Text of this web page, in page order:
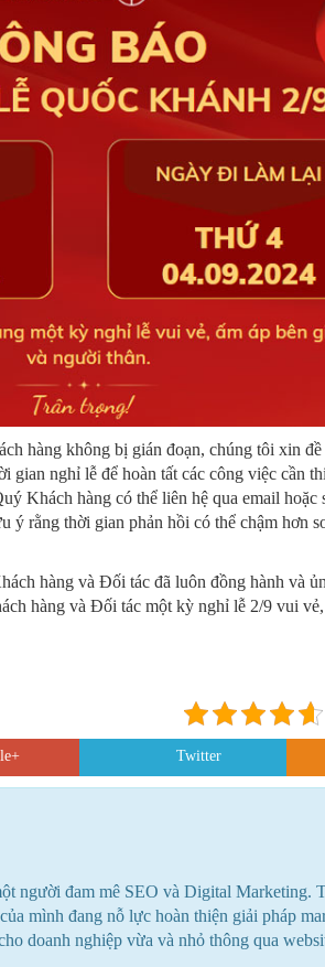
hàng không bị gián đoạn, chúng tôi xin
gian nghỉ lễ để hoàn tất các công việc cần
Khách hàng có thể liên hệ qua email hoặc
rằng thời gian phản hồi có thể chậm hơn
hàng và Đối tác đã luôn đồng hành và
hàng và Đối tác một kỳ nghỉ lễ 2/9 vui
Twitter
người đam mê SEO và Digital Marketing.
mình đang nỗ lực hoàn thiện giải pháp
doanh nghiệp vừa và nhỏ thông qua